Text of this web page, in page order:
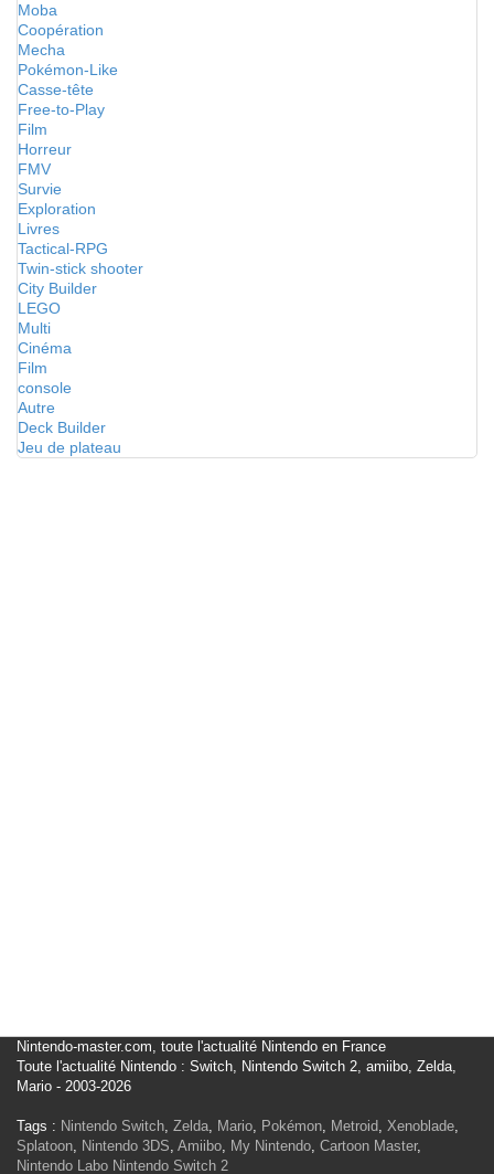
Moba
Coopération
Mecha
Pokémon-Like
Casse-tête
Free-to-Play
Film
Horreur
FMV
Survie
Exploration
Livres
Tactical-RPG
Twin-stick shooter
City Builder
LEGO
Multi
Cinéma
Film
console
Autre
Deck Builder
Jeu de plateau
Nintendo-master.com, toute l'actualité Nintendo en France
Toute l'actualité Nintendo : Switch, Nintendo Switch 2, amiibo, Zelda,
Mario - 2003-2026
Tags : Nintendo Switch, Zelda, Mario, Pokémon, Metroid, Xenoblade,
Splatoon, Nintendo 3DS, Amiibo, My Nintendo, Cartoon Master,
Nintendo Labo Nintendo Switch 2